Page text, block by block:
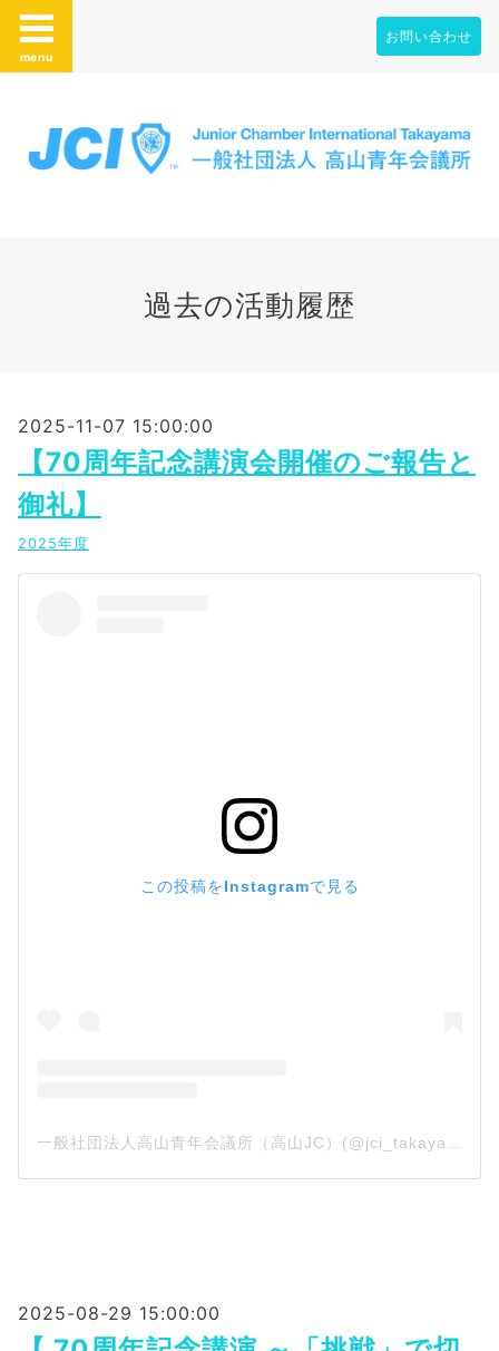
menu
お問い合わせ
過去の活動履歴
2025-11-07 15:00:00
【70周年記念講演会開催のご報告と
御礼】
2025年度
この投稿をInstagramで見る
2025-08-29 15:00:00